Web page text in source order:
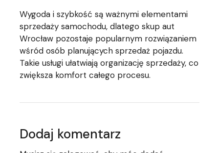
Wygoda i szybkość są ważnymi elementami
sprzedaży samochodu, dlatego skup aut
Wrocław pozostaje popularnym rozwiązaniem
wśród osób planujących sprzedaż pojazdu.
Takie usługi ułatwiają organizację sprzedaży, co
zwiększa komfort całego procesu.
Dodaj komentarz